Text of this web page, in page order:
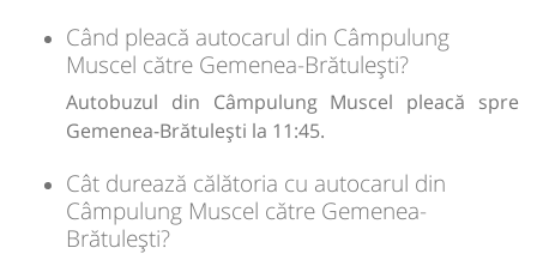
Când pleacă autocarul din Câmpulung
Muscel către Gemenea-Brătulești?
Autobuzul din Câmpulung Muscel pleacă spre
Gemenea-Brătulești la 11:45.
Cât durează călătoria cu autocarul din
Câmpulung Muscel către Gemenea-
Brătulești?